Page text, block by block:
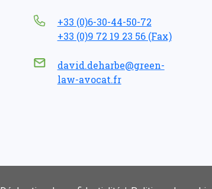
+33 (0)6-30-44-50-72
+33 (0)9 72 19 23 56 (Fax)
david.deharbe@green-
law-avocat.fr